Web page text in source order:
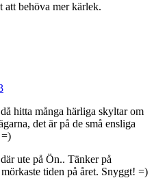
att behöva mer kärlek.
hitta många härliga skyltar om
det är på de små ensliga
ute på Ön.. Tänker på
tiden på året. Snyggt! =)